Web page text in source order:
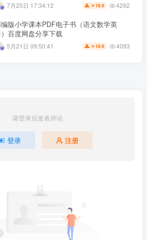
7月25日 17:34:12 ￥ 19.9 4292
版小学课本PDF电子书（语文数学英
百度网盘分享下载
5月21日 09:50:41 ￥ 19.9 4093
请登录后发表评论
登录 注册